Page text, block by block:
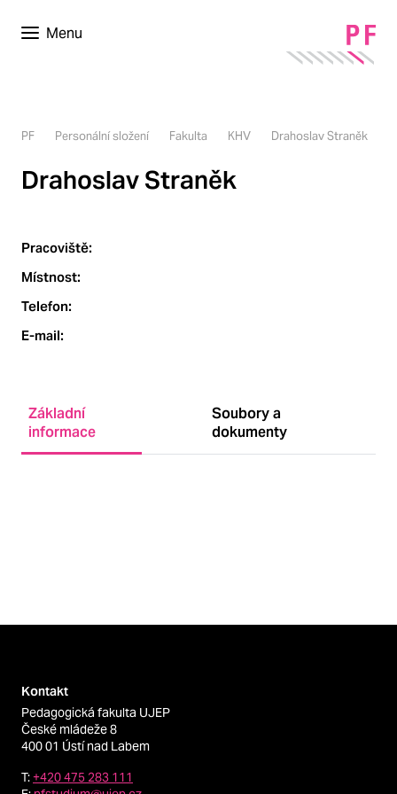
Menu
PF Personální složení Fakulta KHV Drahoslav Straněk
Drahoslav Straněk
Pracoviště:
Místnost:
Telefon:
E-mail:
Základní
informace
Soubory a
dokumenty
Kontakt
Pedagogická fakulta UJEP
České mládeže 8
400 01 Ústí nad Labem
T:+420 475 283 111